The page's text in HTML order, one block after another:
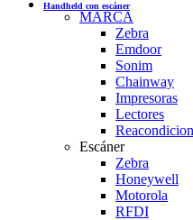
Handheld con escáner
MARCA
Zebra
Emdoor
Sonim
Chainway
Impresoras
Lectores
Escáner
Zebra
Honeywell
Motorola
RFDI